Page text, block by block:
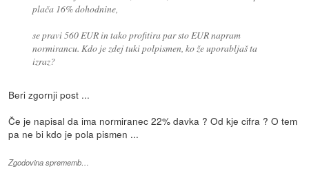
plača 16% dohodnine,
se pravi 560 EUR in tako profitira par sto EUR napram
normirancu. Kdo je zdej tuki polpismen, ko že uporabljaš ta
izraz?
Beri zgornji post ...
Če je napisal da ima normiranec 22% davka ? Od kje cifra ? O tem
pa ne bi kdo je pola pismen ...
Zgodovina sprememb…